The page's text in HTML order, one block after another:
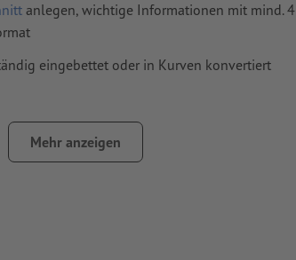
anlegen, wichtige Informationen mit mind. 4
eingebettet oder in Kurven konvertiert
(PSO Coated v3) für gestrichene Papiere,
v3 FOGRA52) für ungestrichene Papiere
Mehr anzeigen